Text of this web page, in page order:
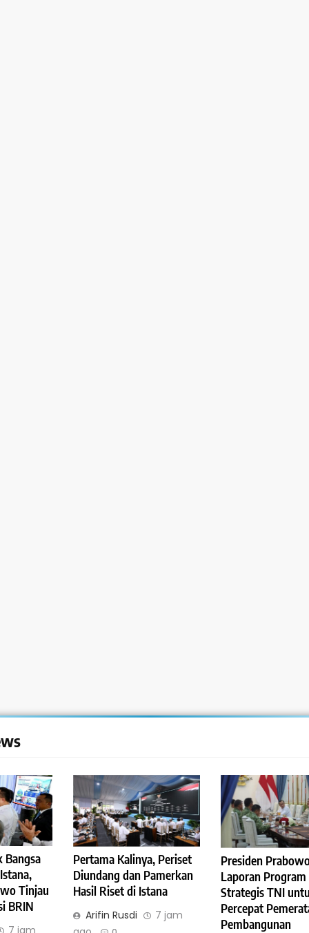
Bangsa
Tinjau
BRIN
7 jam
Pertama Kalinya, Periset
Diundang dan Pamerkan
Hasil Riset di Istana
Arifin Rusdi
7 jam
Presiden
Laporan Program
Strategis TNI
Percepat
Pembangunan